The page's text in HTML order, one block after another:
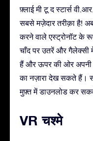
फ़्लाई मी टू द स्टार्स
सबसे मज़ेदार तरीक़ा है!
करने वाले एस्ट्रोनॉट के
चाँद पर उतरें और
हैं और ऊपर की ओर अपनी
का नज़ारा देख सकते हैं।
मुफ़्त में डाउनलोड कर
VR चश्मे